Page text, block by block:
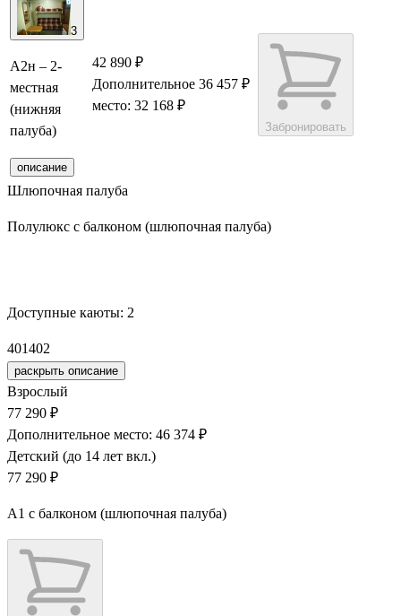
3
А2н – 2-
местная
(нижняя
палуба)
описание
42 890 ₽
Дополнительное
место: 32 168 ₽
36 457 ₽
Забронировать
Шлюпочная палуба
Полулюкс с балконом (шлюпочная палуба)
Доступные каюты: 2
401402
раскрыть описание
Взрослый
77 290 ₽
Дополнительное место: 46 374 ₽
Детский (до 14 лет вкл.)
77 290 ₽
А1 с балконом (шлюпочная палуба)